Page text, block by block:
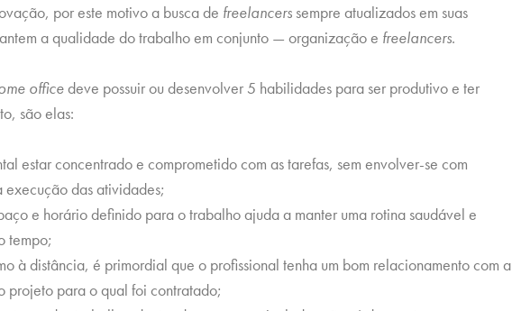
por este motivo a busca de freelancers sempre atualizados em suas
a qualidade do trabalho em conjunto — organização e freelancers.
officedeve possuir ou desenvolver 5 habilidades para ser produtivo e ter
são elas:
estar concentrado e comprometido com as tarefas, sem envolver-se com
execução das atividades;
e horário definido para o trabalho ajuda a manter uma rotina saudável e
tempo;
à distância, é primordial que o profissional tenha um bom relacionamento com a
projeto para o qual foi contratado;